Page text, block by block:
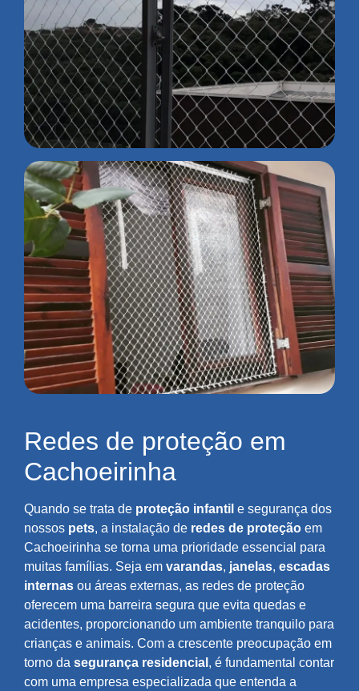
Redes de proteção em
Cachoeirinha
Quando se trata de proteção infantil e segurança dos
nossos pets, a instalação de redes de proteção em
Cachoeirinha se torna uma prioridade essencial para
muitas famílias. Seja em varandas, janelas, escadas
internas ou áreas externas, as redes de proteção
oferecem uma barreira segura que evita quedas e
acidentes, proporcionando um ambiente tranquilo para
crianças e animais. Com a crescente preocupação em
torno da segurança residencial , é fundamental contar
com uma empresa especializada que entenda a